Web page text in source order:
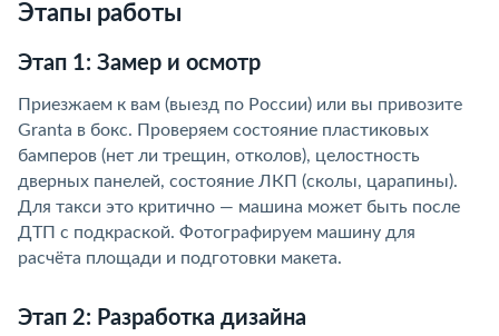
Этапы работы
Этап 1: Замер и осмотр
Приезжаем к вам (выезд по России) или вы привозите
Granta в бокс. Проверяем состояние пластиковых
бамперов (нет ли трещин, отколов), целостность
дверных панелей, состояние ЛКП (сколы, царапины).
Для такси это критично — машина может быть после
ДТП с подкраской. Фотографируем машину для
расчёта площади и подготовки макета.
Этап 2: Разработка дизайна